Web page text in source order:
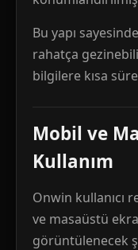
Bu yapı
rahatça
bilgilere kısa
Mobil ve
Kullanım
Onwin kullanıcı
ve masaüstü
görüntülenecek